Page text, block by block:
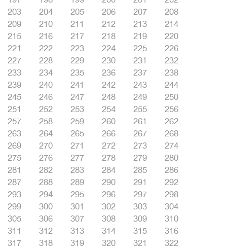
203
204 205 206 207
208
209
210 211 212 213
214
215
216 217 218 219
220
221
222 223 224 225
226
227
228 229 230 231
232
233
234 235 236 237
238
239
240 241 242 243
244
245
246 247 248 249
250
251
252 253 254 255
256
257
258 259 260 261
262
263
264 265 266 267
268
269
270 271 272 273
274
275
276 277 278 279
280
281
282 283 284 285
286
287
288 289 290 291
292
293
294 295 296 297
298
299
300 301 302 303
304
305
306 307 308 309
310
311
312 313 314 315
316
317
318 319 320 321
322